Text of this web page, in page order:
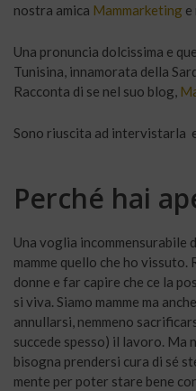
nostra amica Mammarketing e
Una pronuncia dolcissima e
Tunisina, innamorata della
Racconta di se nel suo blog,
Sono riuscita ad intervistarla
Perché hai
Una voglia incommensurabile
mamme quello che ho
donne e far capire che ce la
si viva. Siamo mamme ma
annullarsi, nemmeno
succede spesso) il lavoro. Ma
bisogna prendersi cura di sé
mente per poter stare bene